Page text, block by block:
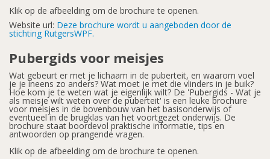
Klik op de afbeelding om de brochure te openen.
Website url: Deze brochure wordt u aangeboden door de
stichting RutgersWPF.
Pubergids voor meisjes
Wat gebeurt er met je lichaam in de puberteit, en waarom voel
je je ineens zo anders? Wat moet je met die vlinders in je buik?
Hoe kom je te weten wat je eigenlijk wilt? De 'Pubergids - Wat je
als meisje wilt weten over de puberteit' is een leuke brochure
voor meisjes in de bovenbouw van het basisonderwijs of
eventueel in de brugklas van het voortgezet onderwijs. De
brochure staat boordevol praktische informatie, tips en
antwoorden op prangende vragen.
Klik op de afbeelding om de brochure te openen.